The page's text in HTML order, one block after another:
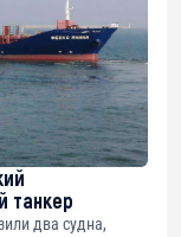
танкер
два судна,